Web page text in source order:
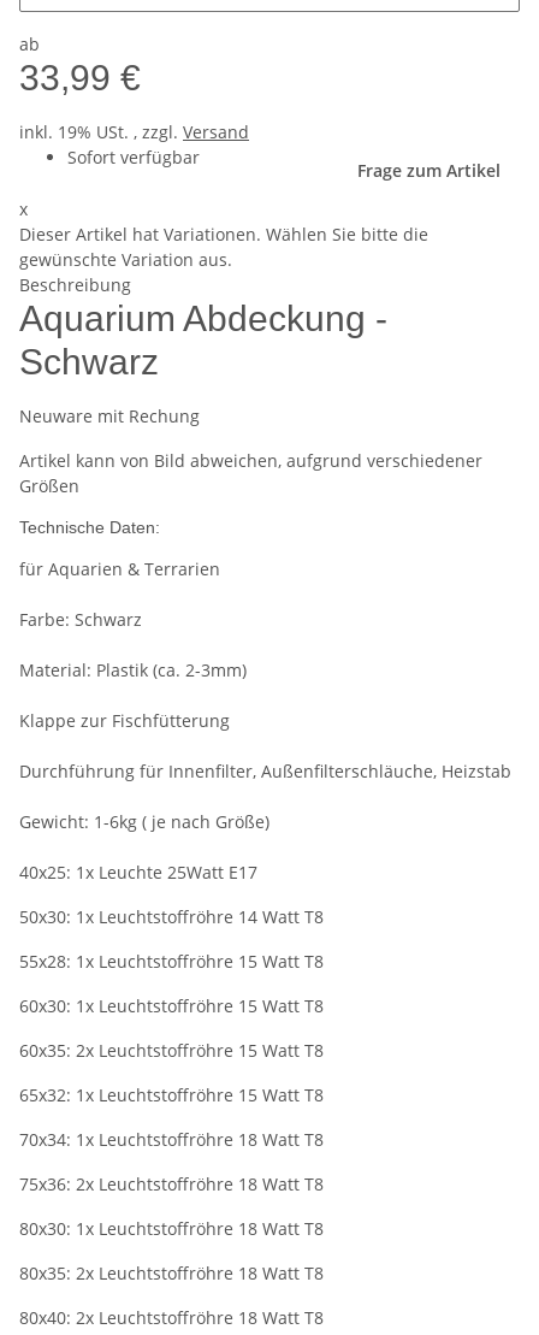
ab
33,99 €
inkl. 19% USt. , zzgl. Versand
Sofort verfügbar
Frage zum Artikel
x
Dieser Artikel hat Variationen. Wählen Sie bitte die
gewünschte Variation aus.
Beschreibung
Aquarium Abdeckung -
Schwarz
Neuware mit Rechung
Artikel kann von Bild abweichen, aufgrund verschiedener
Größen
Technische Daten:
für Aquarien & Terrarien
Farbe: Schwarz
Material: Plastik (ca. 2-3mm)
Klappe zur Fischfütterung
Durchführung für Innenfilter, Außenfilterschläuche, Heizstab
Gewicht: 1-6kg ( je nach Größe)
40x25: 1x Leuchte 25Watt E17
50x30: 1x Leuchtstoffröhre 14 Watt T8
55x28: 1x Leuchtstoffröhre 15 Watt T8
60x30: 1x Leuchtstoffröhre 15 Watt T8
60x35: 2x Leuchtstoffröhre 15 Watt T8
65x32: 1x Leuchtstoffröhre 15 Watt T8
70x34: 1x Leuchtstoffröhre 18 Watt T8
75x36: 2x Leuchtstoffröhre 18 Watt T8
80x30: 1x Leuchtstoffröhre 18 Watt T8
80x35: 2x Leuchtstoffröhre 18 Watt T8
80x40: 2x Leuchtstoffröhre 18 Watt T8